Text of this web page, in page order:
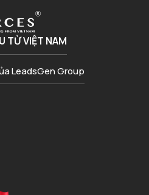
TỪ VIỆT NAM
LeadsGen Group